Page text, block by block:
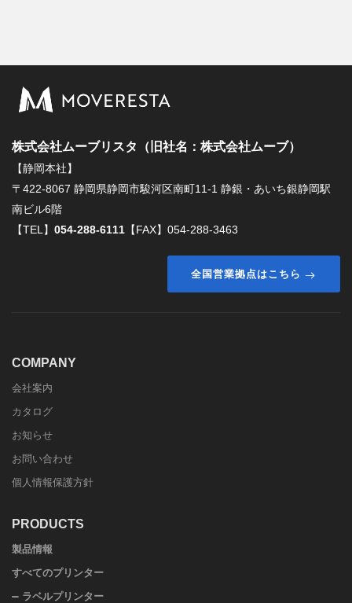
株式会社ムーブリスタ（旧社名：株式会社ムーブ）
【静岡本社】
〒422-8067 静岡県静岡市駿河区南町11-1 静銀・あいち銀静岡駅
南ビル6階
【TEL】 054-288-6111 【FAX】054-288-3463
全国営業拠点はこちら
COMPANY
会社案内
カタログ
お知らせ
お問い合わせ
個人情報保護方針
PRODUCTS
製品情報
すべてのプリンター
ラベルプリンター